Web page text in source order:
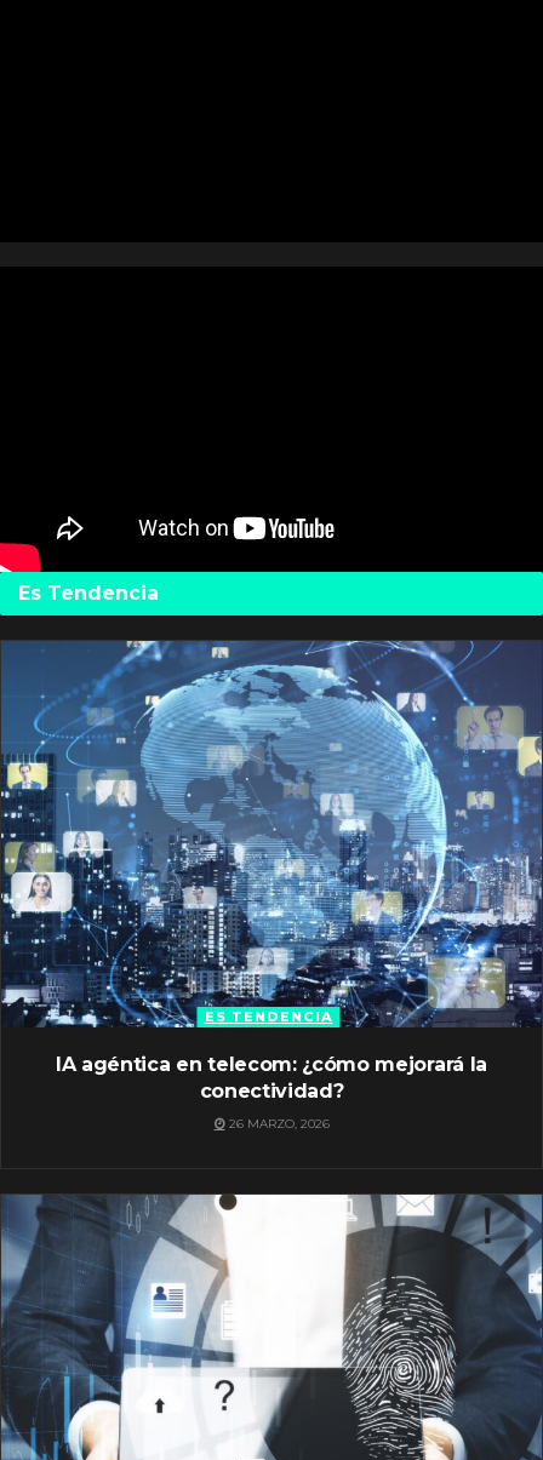
Es Tendencia
ES TENDENCIA
IA agéntica en telecom: ¿cómo mejorará la
conectividad?
26 MARZO, 2026